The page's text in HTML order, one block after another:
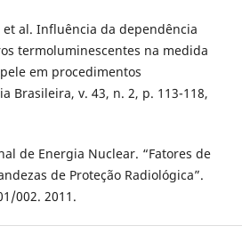
et al. Influência da dependência
termoluminescentes na medida
em procedimentos
Brasileira, v. 43, n. 2, p. 113-118,
de Energia Nuclear. “Fatores de
de Proteção Radiológica”.
002. 2011.